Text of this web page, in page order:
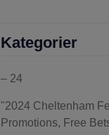
Kategorier
– 24
"2024 Cheltenham
Promotions, Free